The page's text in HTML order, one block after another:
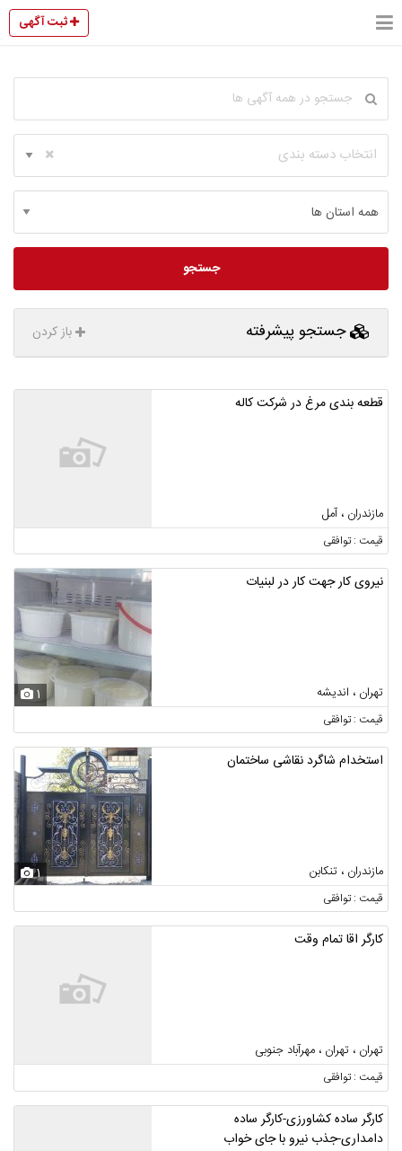
ثبت آگهی
انتخاب دسته بندی
جستجو
جستجو پیشرفته باز کردن
قطعه بندی مرغ در شرکت کاله
مازندران ، آمل
قیمت : توافقی
نیروی کار جهت کار در لبنیات
تهران ، اندیشه 1
قیمت : توافقی
استخدام شاگرد نقاشی ساختمان
مازندران ، تنکابن 1
قیمت : توافقی
کارگر اقا تمام وقت
تهران ، تهران ، مهرآباد جنوبی
قیمت : توافقی
کارگر ساده کشاورزی-کارگر ساده
دامداری-جذب نیرو با جای خواب